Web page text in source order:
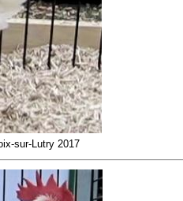
sur-Lutry 2017